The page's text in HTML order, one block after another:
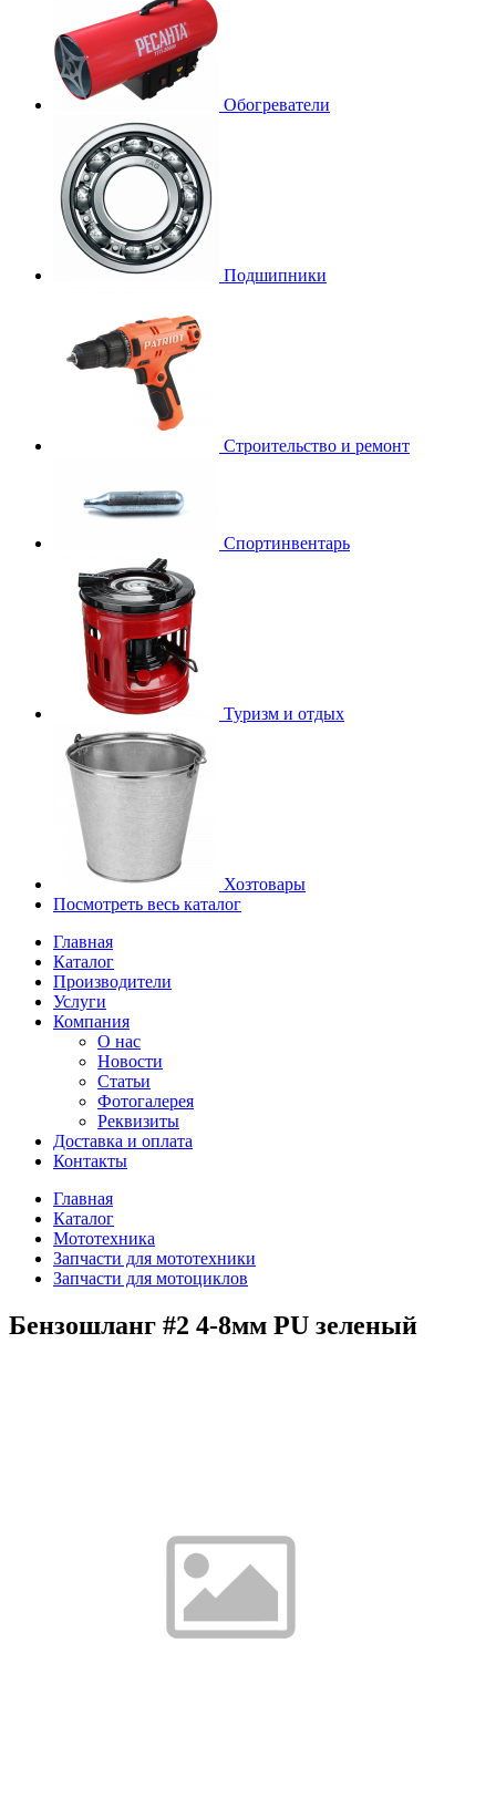
Обогреватели
Подшипники
Строительство и ремонт
Спортинвентарь
Туризм и отдых
Хозтовары
Посмотреть весь каталог
Главная
Каталог
Производители
Услуги
Компания
О нас
Новости
Статьи
Фотогалерея
Реквизиты
Доставка и оплата
Контакты
Главная
Каталог
Мототехника
Запчасти для мототехники
Запчасти для мотоциклов
Бензошланг #2 4-8мм PU зеленый